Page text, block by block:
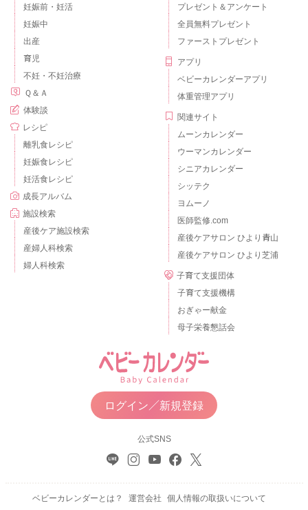
妊娠前・妊活
妊娠中
出産
育児
不妊・不妊治療
Ｑ＆Ａ
体験談
レシピ
離乳食レシピ
妊娠食レシピ
妊活食レシピ
成長アルバム
施設検索
産後ケア施設検索
産婦人科検索
婦人科検索
プレゼント＆アンケート
全員無料プレゼント
ファーストプレゼント
アプリ
ベビーカレンダーアプリ
体重管理アプリ
関連サイト
ムーンカレンダー
ウーマンカレンダー
シニアカレンダー
シッテク
ヨムーノ
医師監修.com
産後ケアサロン ひより青山
産後ケアサロン ひより芝浦
子育て支援団体
子育て支援機構
おぎゃー献金
母子栄養懇話会
ログイン／新規登録
公式SNS
ベビーカレンダーとは？ 運営会社 個人情報の取扱いについて